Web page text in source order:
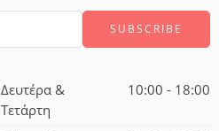
Δευτέρα &
Τετάρτη
10:00 - 18:00